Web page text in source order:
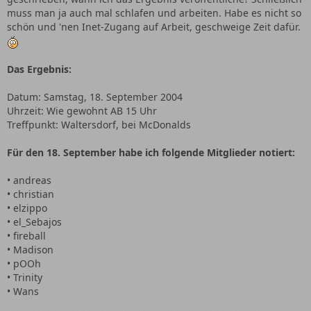
muss man ja auch mal schlafen und arbeiten. Habe es nicht so
schön und 'nen Inet-Zugang auf Arbeit, geschweige Zeit dafür.
Das Ergebnis:
Datum: Samstag, 18. September 2004
Uhrzeit: Wie gewohnt AB 15 Uhr
Treffpunkt: Waltersdorf, bei McDonalds
Für den 18. September habe ich folgende Mitglieder notiert:
• andreas
• christian
• elzippo
• el_Sebajos
• fireball
• Madison
• pOOh
• Trinity
• Wans